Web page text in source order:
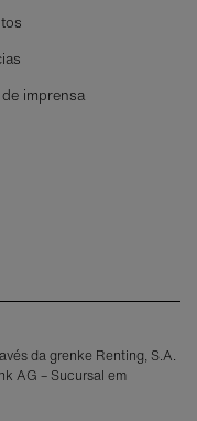
imprensa
da grenke Renting, S.A.
AG – Sucursal em